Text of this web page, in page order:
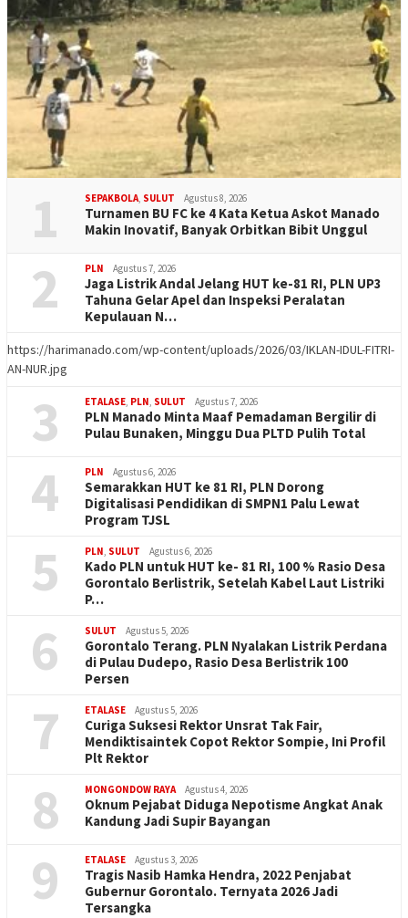
1 SEPAKBOLA, SULUT Agustus 8, 2026
Turnamen BU FC ke 4 Kata Ketua Askot Manado
Makin Inovatif, Banyak Orbitkan Bibit Unggul
2 PLN Agustus 7, 2026
Jaga Listrik Andal Jelang HUT ke-81 RI, PLN UP3
Tahuna Gelar Apel dan Inspeksi Peralatan
Kepulauan N…
https://harimanado.com/wp-content/uploads/2026/03/IKLAN-IDUL-FITRI-
AN-NUR.jpg
3 ETALASE, PLN, SULUT Agustus 7, 2026
PLN Manado Minta Maaf Pemadaman Bergilir di
Pulau Bunaken, Minggu Dua PLTD Pulih Total
4 PLN Agustus 6, 2026
Semarakkan HUT ke 81 RI, PLN Dorong
Digitalisasi Pendidikan di SMPN1 Palu Lewat
Program TJSL
5 PLN, SULUT Agustus 6, 2026
Kado PLN untuk HUT ke- 81 RI, 100 % Rasio Desa
Gorontalo Berlistrik, Setelah Kabel Laut Listriki
P…
6 SULUT Agustus 5, 2026
Gorontalo Terang. PLN Nyalakan Listrik Perdana
di Pulau Dudepo, Rasio Desa Berlistrik 100
Persen
7 ETALASE Agustus 5, 2026
Curiga Suksesi Rektor Unsrat Tak Fair,
Mendiktisaintek Copot Rektor Sompie, Ini Profil
Plt Rektor
8 MONGONDOW RAYA Agustus 4, 2026
Oknum Pejabat Diduga Nepotisme Angkat Anak
Kandung Jadi Supir Bayangan
9 ETALASE Agustus 3, 2026
Tragis Nasib Hamka Hendra, 2022 Penjabat
Gubernur Gorontalo. Ternyata 2026 Jadi
Tersangka